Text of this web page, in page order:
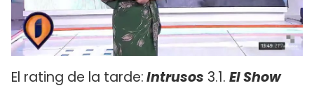
El rating de la tarde:Intrusos 3.1. El Show